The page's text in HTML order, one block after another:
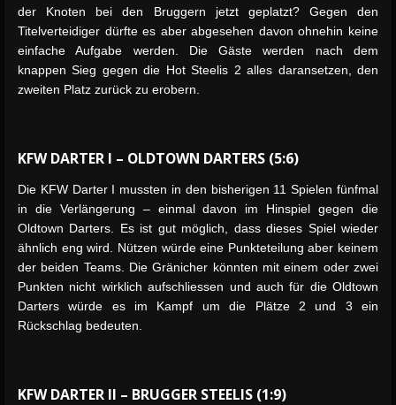
der Knoten bei den Bruggern jetzt geplatzt? Gegen den
Titelverteidiger dürfte es aber abgesehen davon ohnehin keine
einfache Aufgabe werden. Die Gäste werden nach dem
knappen Sieg gegen die Hot Steelis 2 alles daransetzen, den
zweiten Platz zurück zu erobern.
KFW DARTER I – OLDTOWN DARTERS (5:6)
Die KFW Darter I mussten in den bisherigen 11 Spielen fünfmal
in die Verlängerung – einmal davon im Hinspiel gegen die
Oldtown Darters. Es ist gut möglich, dass dieses Spiel wieder
ähnlich eng wird. Nützen würde eine Punkteteilung aber keinem
der beiden Teams. Die Gränicher könnten mit einem oder zwei
Punkten nicht wirklich aufschliessen und auch für die Oldtown
Darters würde es im Kampf um die Plätze 2 und 3 ein
Rückschlag bedeuten.
KFW DARTER II – BRUGGER STEELIS (1:9)